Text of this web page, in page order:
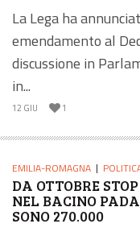
La Lega ha
emendamento al
discussione in
in...
12 GIU 1
EMILIA-ROMAGNA
DA OTTOBRE
NEL BACINO
SONO 270.000